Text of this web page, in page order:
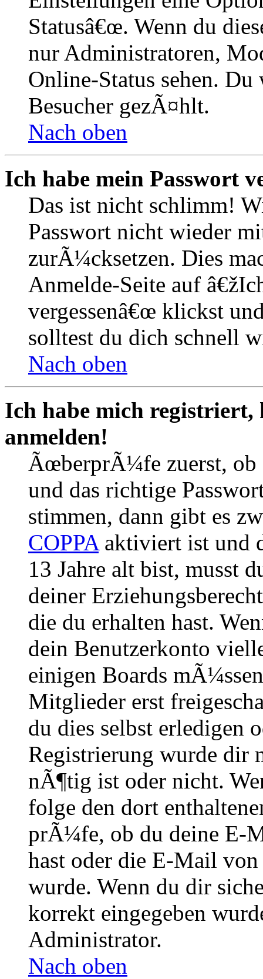
Statusâ€œ. Wenn du
nur Administratoren,
Online-Status sehen.
Besucher gezÃ¤hlt.
Nach oben
Ich habe mein Passwort
Das ist nicht schlimm!
Passwort nicht wieder
zurÃ¼cksetzen. Dies
Anmelde-Seite auf
vergessenâ€œ klickst
solltest du dich schnell
Nach oben
Ich habe mich
anmelden!
ÃœberprÃ¼fe zuerst, ob
und das richtige
stimmen, dann gibt es
COPPAaktiviert ist und
13 Jahre alt bist, musst
deiner
die du erhalten hast.
dein Benutzerkonto
einigen Boards
Mitglieder erst
du dies selbst erledigen
Registrierung wurde dir
nÃ¶tig ist oder nicht.
folge den dort
prÃ¼fe, ob du deine E-
hast oder die E-Mail
wurde. Wenn du dir
korrekt eingegeben
Administrator.
Nach oben